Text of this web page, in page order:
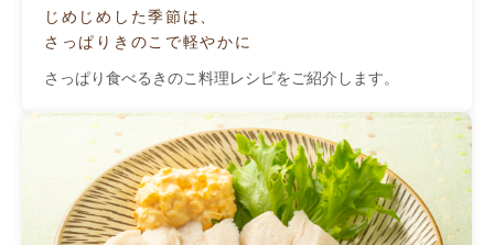
じめじめした季節は、
さっぱりきのこで軽やかに
さっぱり食べるきのこ料理レシピをご紹介します。